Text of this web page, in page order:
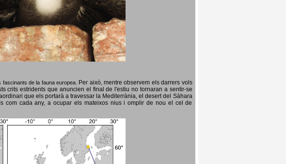
de la fauna europea. Per això, mentre observem els darrers vols
crits estridents que anuncien el final de l'estiu no tornaran a sentir-se
que els portarà a travessar la Mediterrània, el desert del Sàhara
com cada any, a ocupar els mateixos nius i omplir de nou el cel de